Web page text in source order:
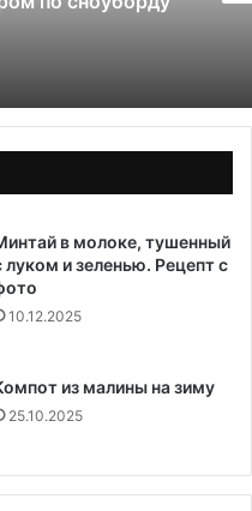
в молоке, тушенный
луком и зеленью. Рецепт с
10.12.2025
из малины на зиму
25.10.2025